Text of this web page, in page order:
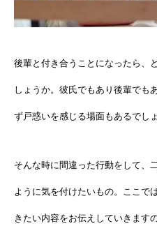
後輩と付き合うことになったら、
しょうか。彼氏でもあり後輩でも
ず戸惑いを感じる場面もあるでしょ
そんな時に間違った行動をして、
ように気を付けたいもの。ここで
きたい内容をお伝えしていきます